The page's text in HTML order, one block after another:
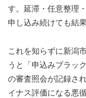
す。延滞・任意整理
申し込み続けても結
これを知らずに新潟
うと「申込みブラッ
の審査照会が記録さ
イナス評価になる悪